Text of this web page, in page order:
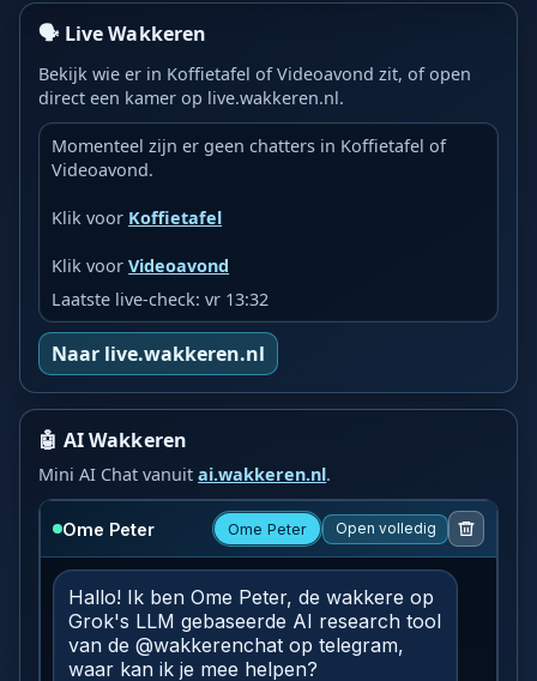
🗣️ Live Wakkeren
Bekijk wie er in Koffietafel of Videoavond zit, of open
direct een kamer op live.wakkeren.nl.
Momenteel zijn er geen chatters in Koffietafel of
Videoavond.
Klik voor Koffietafel
Klik voorVideoavond
Laatste live-check: vr 13:32
Naar live.wakkeren.nl
🤖 AI Wakkeren
Mini AI Chat vanuitai.wakkeren.nl.